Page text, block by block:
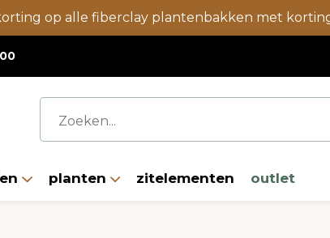
op alle fiberclay plantenbakken met
planten zitelementen outlet